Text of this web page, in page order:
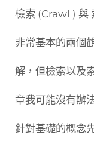
檢索 (Crawl ) 與
非常基本的兩個
解，但檢索以及
章我可能沒有辦
針對基礎的概念